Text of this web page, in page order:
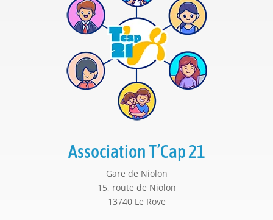
Association T’Cap 21
Gare de Niolon
15, route de Niolon
13740 Le Rove